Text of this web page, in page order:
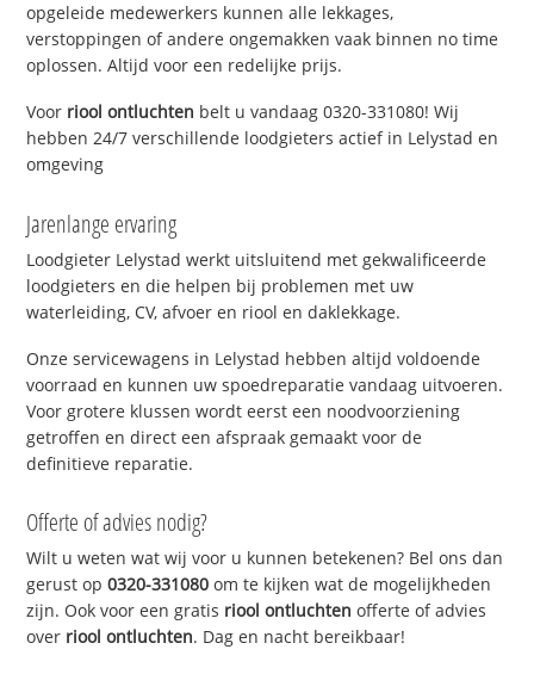
opgeleide medewerkers kunnen alle lekkages,
verstoppingen of andere ongemakken vaak binnen no time
oplossen. Altijd voor een redelijke prijs.
Voor riool ontluchten belt u vandaag 0320-331080! Wij
hebben 24/7 verschillende loodgieters actief in Lelystad en
omgeving
Jarenlange ervaring
Loodgieter Lelystad werkt uitsluitend met gekwalificeerde
loodgieters en die helpen bij problemen met uw
waterleiding, CV, afvoer en riool en daklekkage.
Onze servicewagens in Lelystad hebben altijd voldoende
voorraad en kunnen uw spoedreparatie vandaag uitvoeren.
Voor grotere klussen wordt eerst een noodvoorziening
getroffen en direct een afspraak gemaakt voor de
definitieve reparatie.
Offerte of advies nodig?
Wilt u weten wat wij voor u kunnen betekenen? Bel ons dan
gerust op0320-331080 om te kijken wat de mogelijkheden
zijn. Ook voor een gratis riool ontluchten offerte of advies
over riool ontluchten. Dag en nacht bereikbaar!